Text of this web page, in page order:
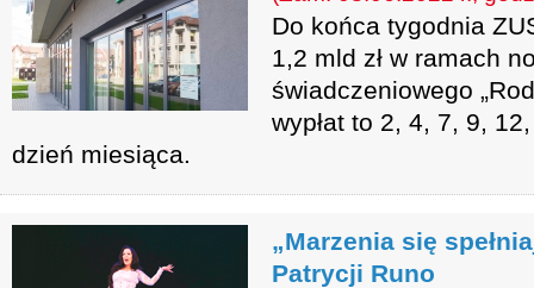
Do końca tygodnia
1,2 mld zł w ramach
świadczeniowego
wypłat to 2, 4, 7, 9,
dzień miesiąca.
„Marzenia się
Patrycji Runo